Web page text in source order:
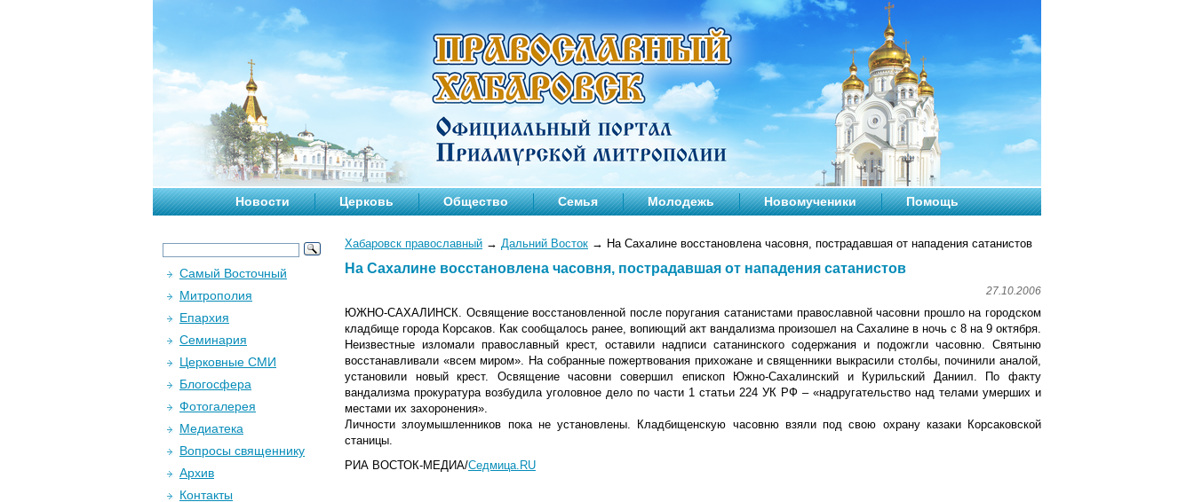
Новости Церковь Общество Семья Молодежь Новомученики Помощь
Хабаровск православный → Дальний Восток → На Сахалине восстановлена часовня, пострадавшая от нападения сатанистов
На Сахалине восстановлена часовня, пострадавшая от нападения сатанистов
27.10.2006
ЮЖНО-САХАЛИНСК. Освящение восстановленной после поругания сатанистами православной часовни прошло на городском
кладбище города Корсаков. Как сообщалось ранее, вопиющий акт вандализма произошел на Сахалине в ночь с 8 на 9 октября.
Неизвестные изломали православный крест, оставили надписи сатанинского содержания и подожгли часовню. Святыню
восстанавливали «всем миром». На собранные пожертвования прихожане и священники выкрасили столбы, починили аналой,
установили новый крест. Освящение часовни совершил епископ Южно-Сахалинский и Курильский Даниил. По факту
вандализма прокуратура возбудила уголовное дело по части 1 статьи 224 УК РФ – «надругательство над телами умерших и
местами их захоронения».
Личности злоумышленников пока не установлены. Кладбищенскую часовню взяли под свою охрану казаки Корсаковской
станицы.
РИА ВОСТОК-МЕДИА/Седмица.RU
Самый Восточный
Митрополия
Епархия
Семинария
Церковные СМИ
Блогосфера
Фотогалерея
Медиатека
Вопросы священнику
Архив
Контакты